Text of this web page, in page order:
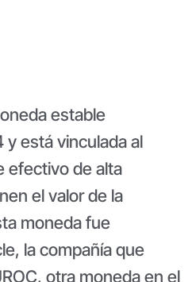
estable
y está vinculada al
efectivo de alta
el valor de la
moneda fue
la compañía que
otra moneda en el